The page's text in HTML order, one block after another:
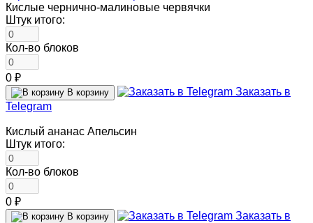
Кислые чернично-малиновые червячки
Штук итого:
Кол-во блоков
0 ₽
В корзину
Заказать в
Telegram
Кислый ананас Апельсин
Штук итого:
Кол-во блоков
0 ₽
В корзину
Заказать в